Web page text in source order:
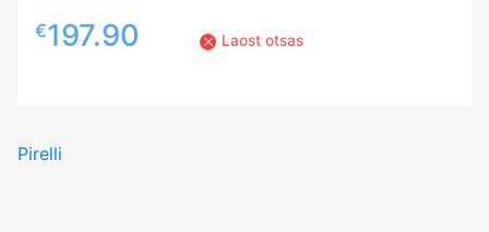
€197.90 Laost otsas
Pirelli